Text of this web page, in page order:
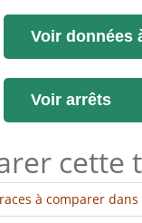
Voir données
Voir arrêts
cette
à comparer